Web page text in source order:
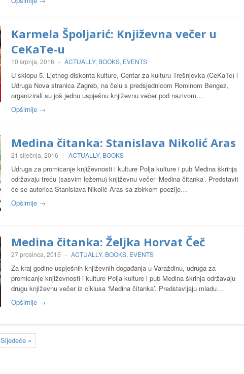
Karmela Špoljarić: Književna večer u
CeKaTe-u
10 srpnja, 2016 - ACTUALLY, BOOKS, EVENTS
U sklopu 5. Ljetnog diskonta kulture, Centar za kulturu Trešnjevka (CeKaTe) i
Udruga Nova stranica Zagreb, na čelu s predsjednicom Rominom Bengez,
organizirali su još jednu uspješnu književnu večer pod nazivom…
Opširnije →
Medina čitanka: Stanislava Nikolić Aras
21 siječnja, 2016 - ACTUALLY, BOOKS
Udruga za promicanje književnosti i kulture Polja kulture i pub Medina škrinja
održavaju treću (sasvim ležernu) književnu večer ‘Medina čitanka’. Predstavit
će se autorica Stanislava Nikolić Aras sa zbirkom poezije…
Opširnije →
Medina čitanka: Željka Horvat Čeč
27 prosinca, 2015 - ACTUALLY, BOOKS, EVENTS
Za kraj godine uspješnih književnih događanja u Varaždinu, udruga za
promicanje književnosti i kulture Polja kulture i pub Medina škrinja održavaju
drugu književnu večer iz ciklusa ‘Medina čitanka’. Predstavljaju mladu…
Opširnije →
Sljedeće »